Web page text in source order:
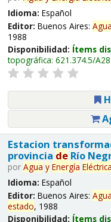
Idioma: Español
Editor: Buenos Aires: Agua
1988
Disponibilidad: Ítems
topográfica: 621.374.5/
Estacion
provincia deRío
por Agua y Energía
Idioma: Español
Editor: Buenos Aires: Agua
estado, 1988
Disponibilidad: Ítems